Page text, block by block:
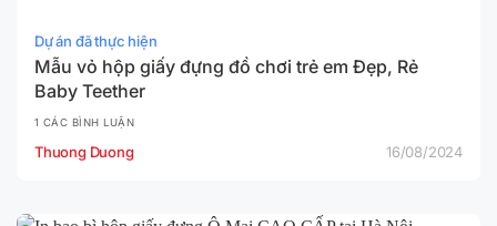
Dự án đã thực hiện
Mẫu vỏ hộp giấy đựng đồ chơi trẻ em Đẹp, Rẻ
Baby Teether
Thuong Duong 16/08/2024
1 CÁC BÌNH LUẬN